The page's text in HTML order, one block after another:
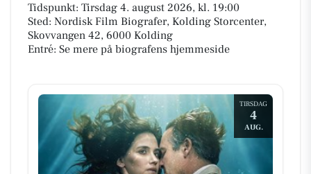
Tidspunkt: Tirsdag 4. august 2026, kl. 19:00
Sted: Nordisk Film Biografer, Kolding Storcenter,
Skovvangen 42, 6000 Kolding
Entré: Se mere på biografens hjemmeside
TIRSDAG
4
AUG.